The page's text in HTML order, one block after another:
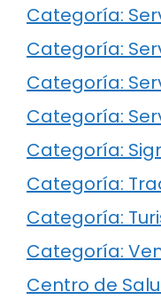
Categoría:
Categoría:
Categoría:
Categoría:
Categoría:
Categoría:
Categoría:
Categoría:
Centro de